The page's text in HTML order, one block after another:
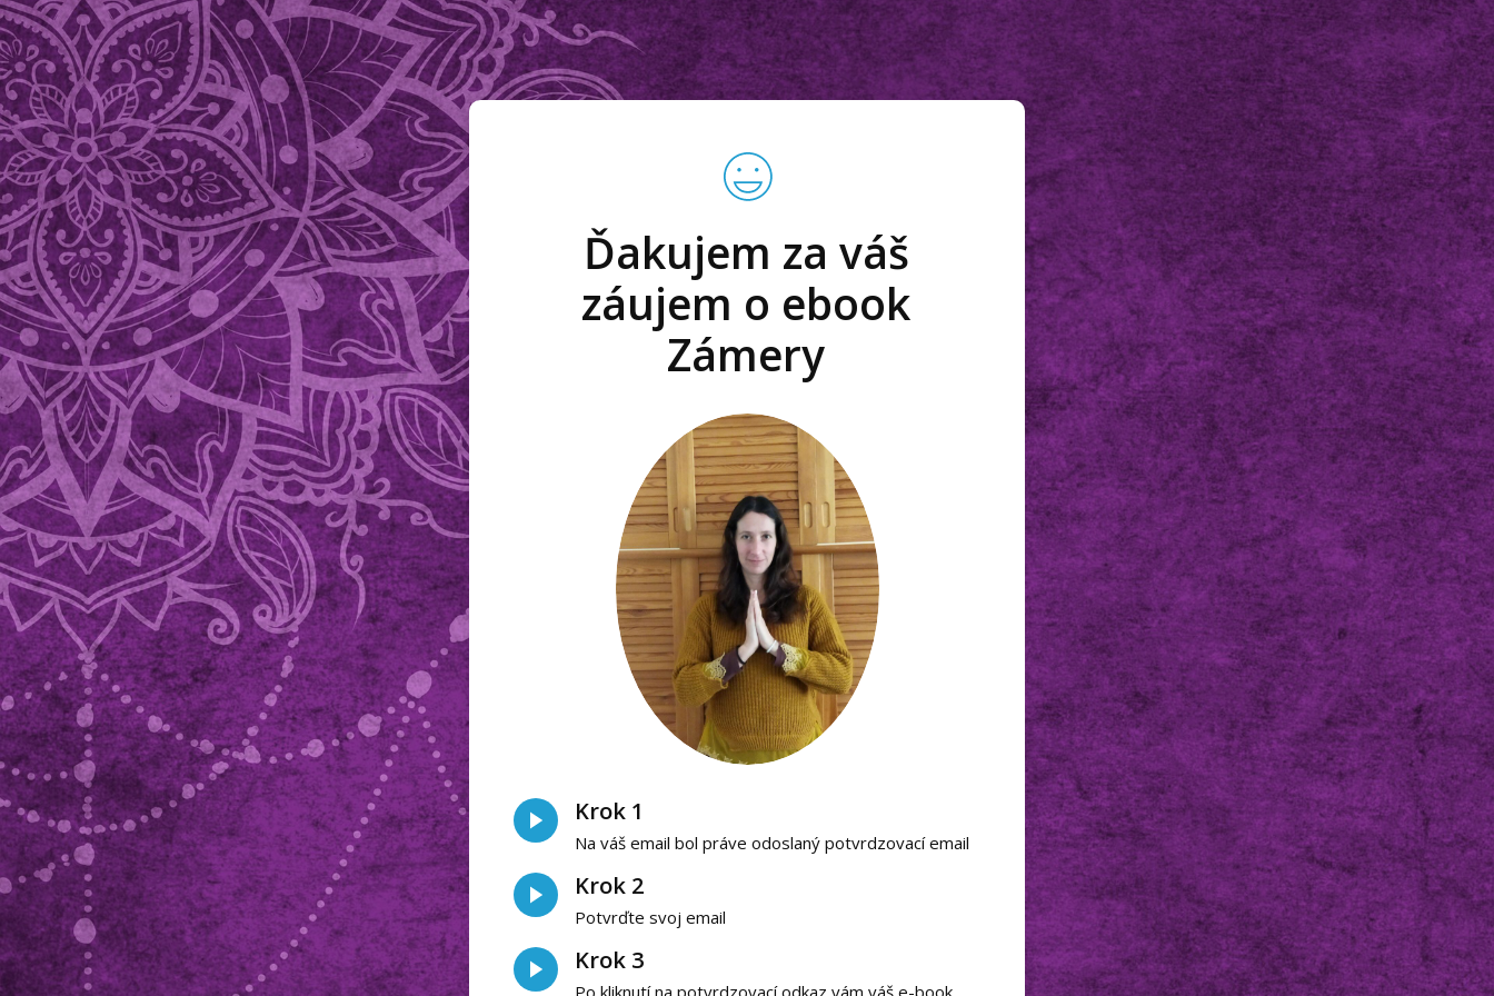
Ďakujem za váš
záujem o ebook
Zámery
Krok 1
Na váš email bol práve odoslaný potvrdzovací email
Krok 2
Potvrďte svoj email
Krok 3
Po kliknutí na potvrdzovací odkaz vám váš e-book